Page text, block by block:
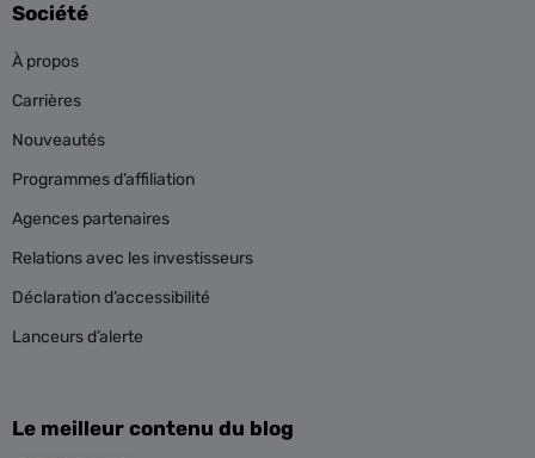
Société
À propos
Carrières
Nouveautés
Programmes d’affiliation
Agences partenaires
Relations avec les investisseurs
Déclaration d’accessibilité
Lanceurs d’alerte
Le meilleur contenu du blog